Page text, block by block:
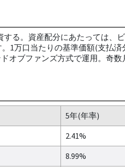
する。資産配分にあたっては、
1万口当たりの基準価額(支払
オブファンズ方式で運用。奇数
5年(年率)
2.41%
8.99%